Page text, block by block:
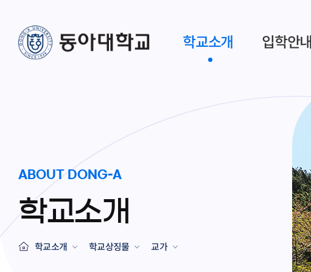
학교소개 입학안내
ABOUT DONG-A
학교소개
학교소개 학교상징물 교가